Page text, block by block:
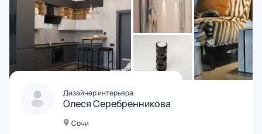
Дизайнер интерьера
Олеся Серебренникова
Сочи